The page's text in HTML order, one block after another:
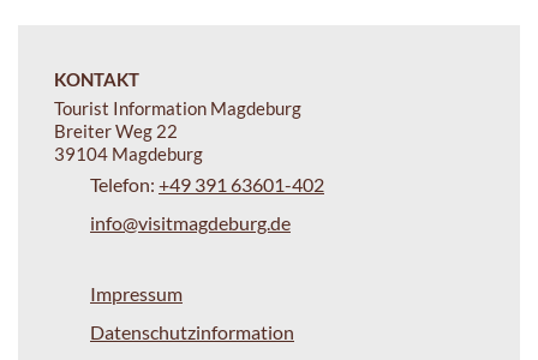
KONTAKT
Tourist Information Magdeburg
Breiter Weg 22
39104 Magdeburg
Telefon: +49 391 63601-402
info@visitmagdeburg.de
Impressum
Datenschutzinformation